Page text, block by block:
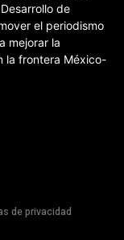
de
el periodismo
mejorar la
la frontera México-
de privacidad